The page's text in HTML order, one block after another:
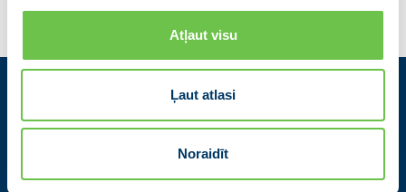
Atļaut visu
Ļaut atlasi
Noraidīt
Kontakti
Partiju apvienība Jaunā VIENOTĪBA
Zigfrīda Annas Meierovica bulvāris 12-3, Rīga, LV-1050